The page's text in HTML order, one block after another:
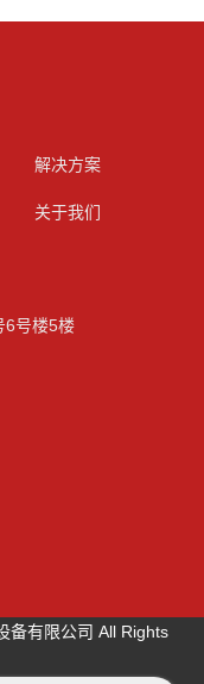
解决方案
关于我们
6号楼5楼
备有限公司 All Rights